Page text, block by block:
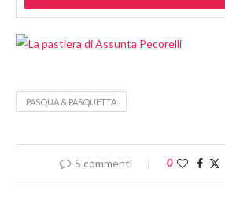
PASQUA & PASQUETTA
5 commenti 0